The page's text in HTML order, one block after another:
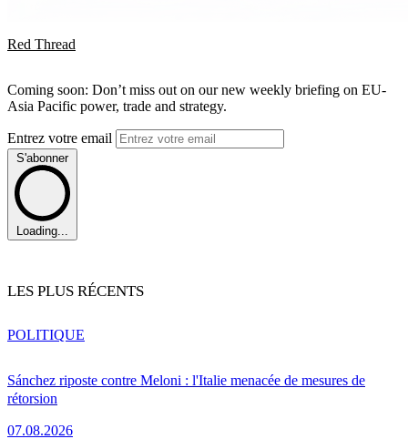
Red Thread
Coming soon: Don’t miss out on our new weekly briefing on EU-
Asia Pacific power, trade and strategy.
Entrez votre email
S'abonner
Loading...
LES PLUS RÉCENTS
Sánchez riposte contre Meloni : l'Italie menacée de mesures de
rétorsion
07.08.2026
POLITIQUE